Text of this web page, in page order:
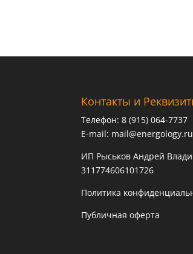
Контакты и
Телефон: 8 (915) 064-7737
E-mail: mail@energology.ru
ИП Рыськов Андрей
311774606101726
Политика
Публичная оферта